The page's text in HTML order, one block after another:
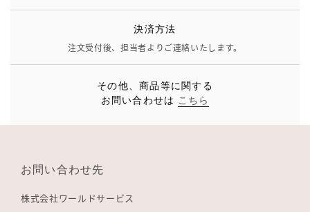
決済方法
注文受付後、担当者よりご連絡いたします。
その他、商品等に関する
お問い合わせは こちら
お問い合わせ先
株式会社ワールドサービス